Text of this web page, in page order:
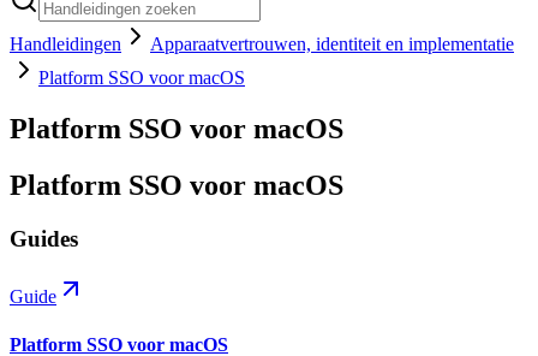
Handleidingen
Apparaatvertrouwen, identiteit en implementatie
Platform SSO voor macOS
Platform SSO voor macOS
Platform SSO voor macOS
Guides
Guide
Platform SSO voor macOS